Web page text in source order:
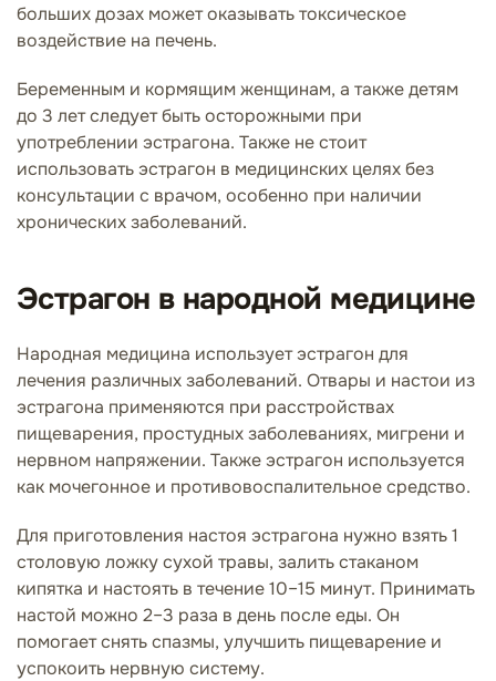
больших дозах может оказывать токсическое
воздействие на печень.
Беременным и кормящим женщинам, а также детям
до 3 лет следует быть осторожными при
употреблении эстрагона. Также не стоит
использовать эстрагон в медицинских целях без
консультации с врачом, особенно при наличии
хронических заболеваний.
Эстрагон в народной медицине
Народная медицина использует эстрагон для
лечения различных заболеваний. Отвары и настои из
эстрагона применяются при расстройствах
пищеварения, простудных заболеваниях, мигрени и
нервном напряжении. Также эстрагон используется
как мочегонное и противовоспалительное средство.
Для приготовления настоя эстрагона нужно взять 1
столовую ложку сухой травы, залить стаканом
кипятка и настоять в течение 10–15 минут. Принимать
настой можно 2–3 раза в день после еды. Он
помогает снять спазмы, улучшить пищеварение и
успокоить нервную систему.